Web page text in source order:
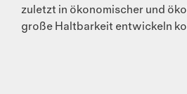
zuletzt in ökonomischer und
große Haltbarkeit entwickeln